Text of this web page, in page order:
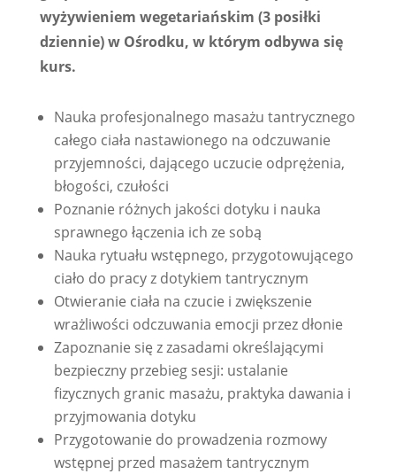
wyżywieniem wegetariańskim (3 posiłki
dziennie) w Ośrodku, w którym odbywa się
kurs.
Nauka profesjonalnego masażu tantrycznego
całego ciała nastawionego na odczuwanie
przyjemności, dającego uczucie odprężenia,
błogości, czułości
Poznanie różnych jakości dotyku i nauka
sprawnego łączenia ich ze sobą
Nauka rytuału wstępnego, przygotowującego
ciało do pracy z dotykiem tantrycznym
Otwieranie ciała na czucie i zwiększenie
wrażliwości odczuwania emocji przez dłonie
Zapoznanie się z zasadami określającymi
bezpieczny przebieg sesji: ustalanie
fizycznych granic masażu, praktyka dawania i
przyjmowania dotyku
Przygotowanie do prowadzenia rozmowy
wstępnej przed masażem tantrycznym